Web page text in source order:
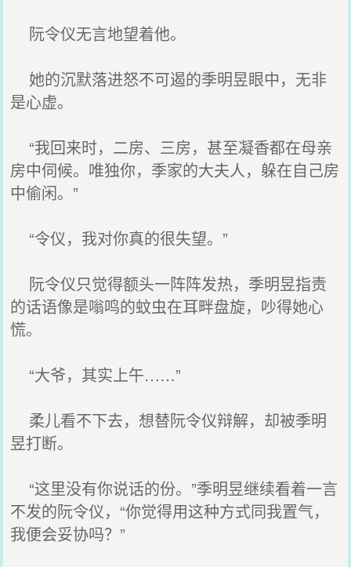
阮令仪无言地望着他。
她的沉默落进怒不可遏的季明昱眼中，无非
是心虚。
“我回来时，二房、三房，甚至凝香都在母亲
房中伺候。唯独你，季家的大夫人，躲在自己房
中偷闲。”
“令仪，我对你真的很失望。”
阮令仪只觉得额头一阵阵发热，季明昱指责
的话语像是嗡鸣的蚊虫在耳畔盘旋，吵得她心
慌。
“大爷，其实上午……”
柔儿看不下去，想替阮令仪辩解，却被季明
昱打断。
“这里没有你说话的份。”季明昱继续看着一言
不发的阮令仪，“你觉得用这种方式同我置气，
我便会妥协吗？”